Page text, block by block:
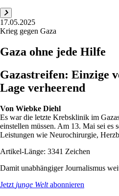
17.05.2025
Krieg gegen Gaza
Gaza ohne jede Hilfe
Gazastreifen: Einzige
Lage verheerend
Von Wiebke Diehl
Es war die letzte Krebsklinik im
einstellen müssen. Am 13. Mai sei
Leistungen wie Neurochirurgie,
Artikel-Länge: 3341 Zeichen
Damit unabhängiger Journalismus
Jetzt junge Weltabonnieren